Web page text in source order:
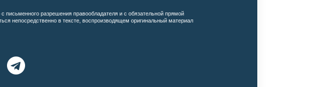
с письменного разрешения правообладателя и с обязательной прямой
непосредственно в тексте, воспроизводящем оригинальный материал